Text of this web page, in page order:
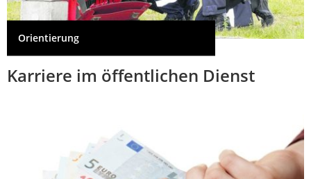
Orientierung
Karriere im öffentlichen Dienst